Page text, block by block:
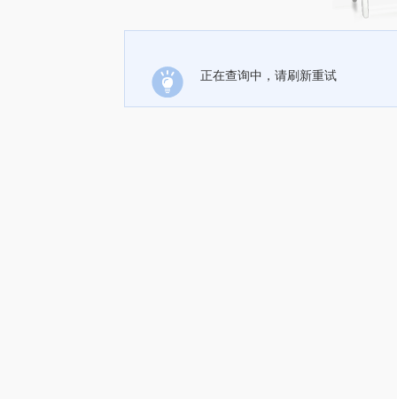
正在查询中，请刷新重试